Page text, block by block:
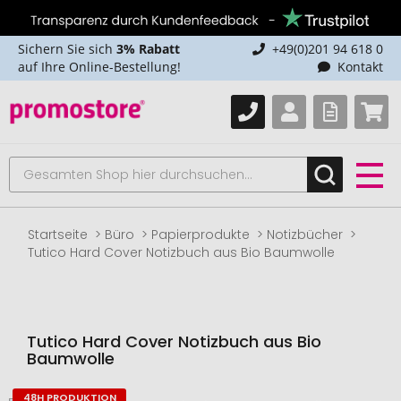
Sichern Sie sich 3% Rabatt
auf Ihre Online-Bestellung!
+49(0)201 94 618 0
Kontakt
Startseite Büro Papierprodukte
Notizbücher
Tutico Hard Cover Notizbuch aus Bio Baumwolle
Tutico Hard Cover Notizbuch aus Bio
Baumwolle
48H PRODUKTION